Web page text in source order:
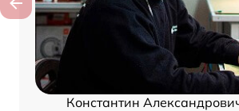
Константин